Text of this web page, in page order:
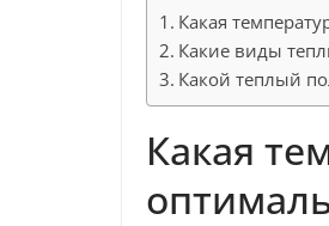
Какая
Какие виды
Какой теплый
Какая